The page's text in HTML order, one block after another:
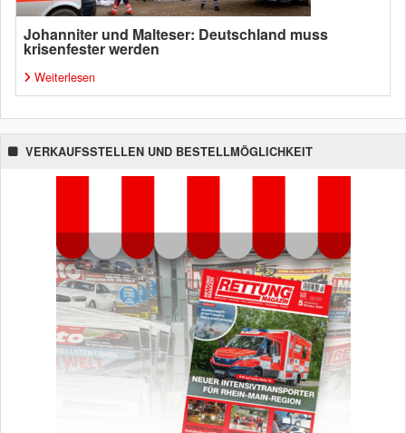
Johanniter und Malteser: Deutschland muss
krisenfester werden
Weiterlesen
VERKAUFSSTELLEN UND BESTELLMÖGLICHKEIT